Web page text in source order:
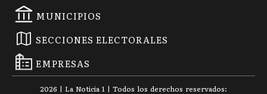
MUNICIPIOS
SECCIONES ELECTORALES
EMPRESAS
2026 | La Noticia 1 | Todos los derechos reservados: